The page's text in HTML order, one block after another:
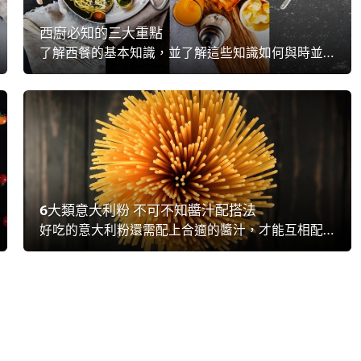
西廚必知的三大重點
了解西餐的基本知識，並了解這些知識如何與時並進，是專業廚師必須持有的敬業態度，而在眾多知識中，了解法式五大醬汁、擺盤與套餐組合、北歐菜式的影響力，則是三大必要知道的事。
6大類意大利粉 不可不知醬汁配搭法
好吃的意大利粉還需配上合適的醬汁，才能互相配襯成就一道美食。本文將告訴大廚們6種不同的意大利粉，應如何配對正確的醬汁，快看此次專題讓自己的意大利粉烹調技巧更上一層樓啦！